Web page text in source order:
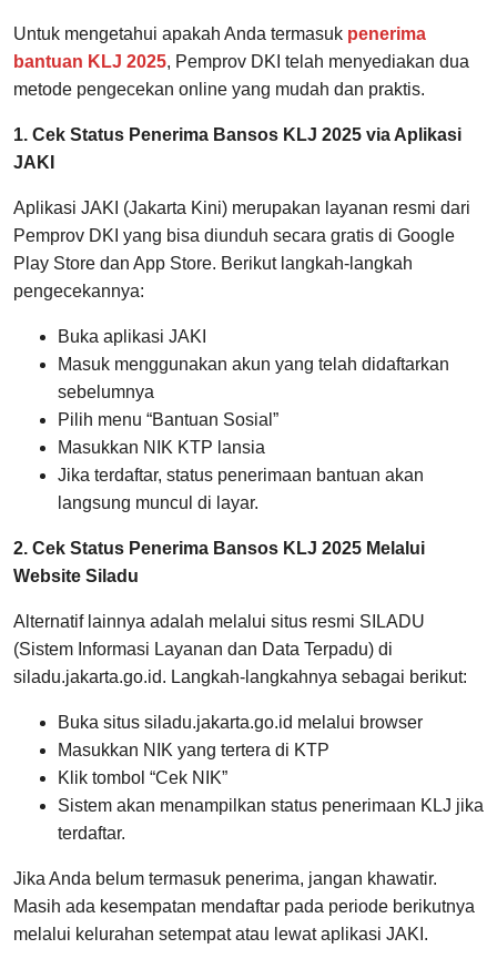
Untuk mengetahui apakah Anda termasuk penerima
bantuan KLJ 2025, Pemprov DKI telah menyediakan dua
metode pengecekan online yang mudah dan praktis.
1. Cek Status Penerima Bansos KLJ 2025 via Aplikasi
JAKI
Aplikasi JAKI (Jakarta Kini) merupakan layanan resmi dari
Pemprov DKI yang bisa diunduh secara gratis di Google
Play Store dan App Store. Berikut langkah-langkah
pengecekannya:
Buka aplikasi JAKI
Masuk menggunakan akun yang telah didaftarkan
sebelumnya
Pilih menu “Bantuan Sosial”
Masukkan NIK KTP lansia
Jika terdaftar, status penerimaan bantuan akan
langsung muncul di layar.
2. Cek Status Penerima Bansos KLJ 2025 Melalui
Website Siladu
Alternatif lainnya adalah melalui situs resmi SILADU
(Sistem Informasi Layanan dan Data Terpadu) di
siladu.jakarta.go.id. Langkah-langkahnya sebagai berikut:
Buka situs siladu.jakarta.go.id melalui browser
Masukkan NIK yang tertera di KTP
Klik tombol “Cek NIK”
Sistem akan menampilkan status penerimaan KLJ jika
terdaftar.
Jika Anda belum termasuk penerima, jangan khawatir.
Masih ada kesempatan mendaftar pada periode berikutnya
melalui kelurahan setempat atau lewat aplikasi JAKI.